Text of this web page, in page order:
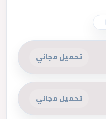
تحميل مجاني
تحميل مجاني